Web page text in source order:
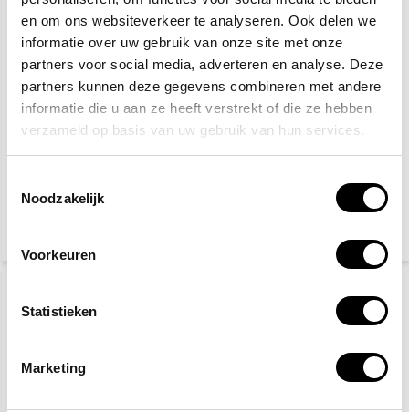
en om ons websiteverkeer te analyseren. Ook delen we
informatie over uw gebruik van onze site met onze
partners voor social media, adverteren en analyse. Deze
partners kunnen deze gegevens combineren met andere
informatie die u aan ze heeft verstrekt of die ze hebben
verzameld op basis van uw gebruik van hun services.
Noodzakelijk
Voorkeuren
Statistieken
Marketing
Waarschuwingspictogram Radioactieve stoffen